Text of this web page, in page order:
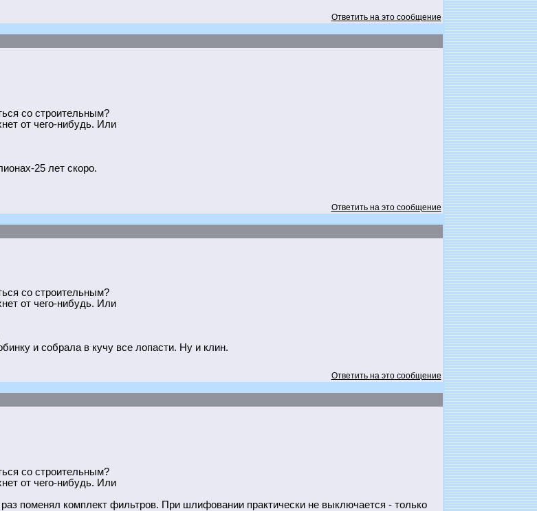
Ответить на это сообщение
со строительным?
от чего-нибудь. Или
25 лет скоро.
Ответить на это сообщение
со строительным?
от чего-нибудь. Или
и собрала в кучу все лопасти. Ну и клин.
Ответить на это сообщение
со строительным?
от чего-нибудь. Или
поменял комплект фильтров. При шлифовании практически не выключается - только